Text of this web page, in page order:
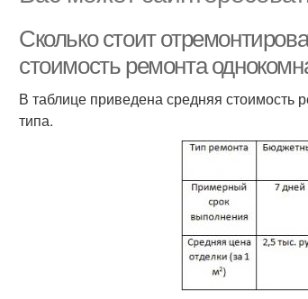
Сколько стоит
стоимость ремонта
В таблице приведена средняя стоимость
типа.